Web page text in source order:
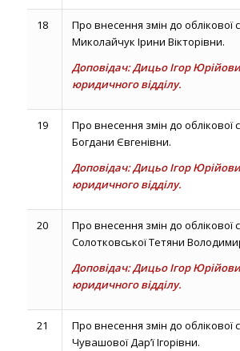
18
Про внесення змін до облікової
Миколайчук Ірини Вікторівни.
Доповідач: Дицьо Ігор
юридичного відділу.
19
Про внесення змін до облікової
Богдани Євгенівни.
Доповідач: Дицьо Ігор
юридичного відділу.
20
Про внесення змін до облікової
Солотковської Тетяни
Доповідач: Дицьо Ігор
юридичного відділу.
21
Про внесення змін до облікової
Чувашової Дар’ї Ігорівни.